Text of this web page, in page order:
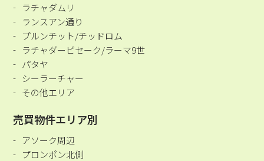
ラチャダムリ
ランスアン通り
プルンチット/チッドロム
ラチャダーピセーク/ラーマ9世
パタヤ
シーラーチャー
その他エリア
売買物件エリア別
アソーク周辺
プロンポン北側